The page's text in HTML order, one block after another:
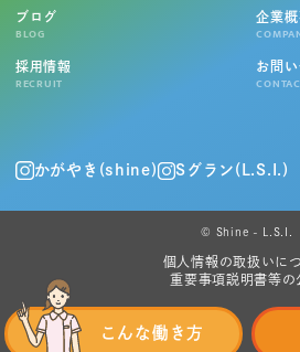
ブログ
BLOG
企業
採用情報
RECRUIT
お問
かがやき(shine) Sグラン(L.S.I.)
© Shine - L.S.I.
個人情報の取扱いに
重要事項説明書等の
こんな働き方